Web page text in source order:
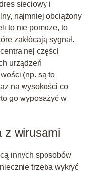
sieciowy i
najmniej obciążony
to nie pomoże, to
zakłócają sygnał.
części
urządzeń
(np. są to
na wysokości co
go wyposażyć w
z wirusami
innych sposobów
trzeba wykryć